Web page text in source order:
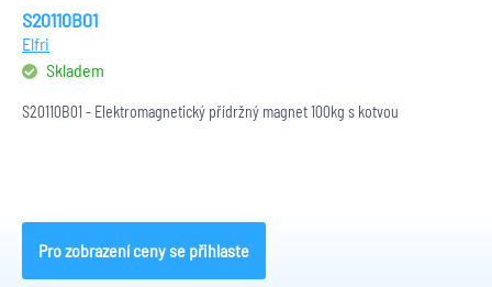
S20110B01
Elfri
Skladem
S20110B01 - Elektromagnetický přídržný magnet 100kg s kotvou
Pro zobrazení ceny se přihlaste